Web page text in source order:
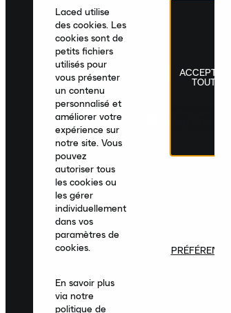
France|Français
Laced utilise
des cookies. Les
cookies sont de
petits fichiers
utilisés pour
vous présenter
un contenu
personnalisé et
améliorer votre
expérience sur
notre site. Vous
pouvez
autoriser tous
les cookies ou
les gérer
individuellement
dans vos
paramètres de
cookies.
En savoir plus
via notre
politique de
ACCEPTER
TOUT
PRÉFÉRENCES